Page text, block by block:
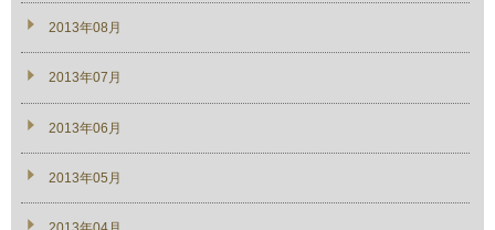
2013年08月
2013年07月
2013年06月
2013年05月